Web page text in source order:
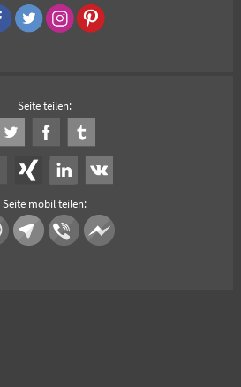
Seite teilen:
Seite mobil teilen: